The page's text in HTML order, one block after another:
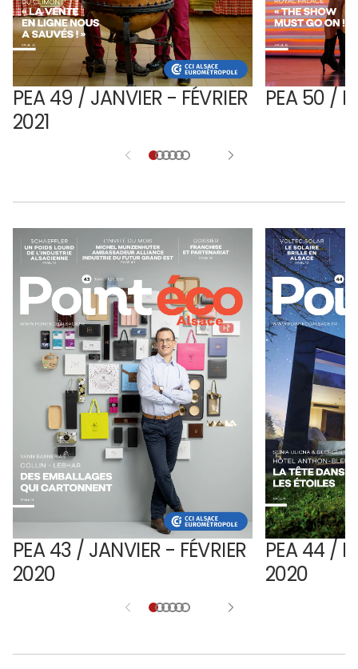
PEA 49 / JANVIER - FÉVRIER
2021
PEA 50 /
PEA 43 / JANVIER - FÉVRIER
2020
PEA 44 /
2020